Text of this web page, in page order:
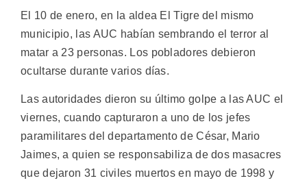
El 10 de enero, en la aldea El Tigre del mismo
municipio, las AUC habían sembrando el terror al
matar a 23 personas. Los pobladores debieron
ocultarse durante varios días.
Las autoridades dieron su último golpe a las AUC el
viernes, cuando capturaron a uno de los jefes
paramilitares del departamento de César, Mario
Jaimes, a quien se responsabiliza de dos masacres
que dejaron 31 civiles muertos en mayo de 1998 y